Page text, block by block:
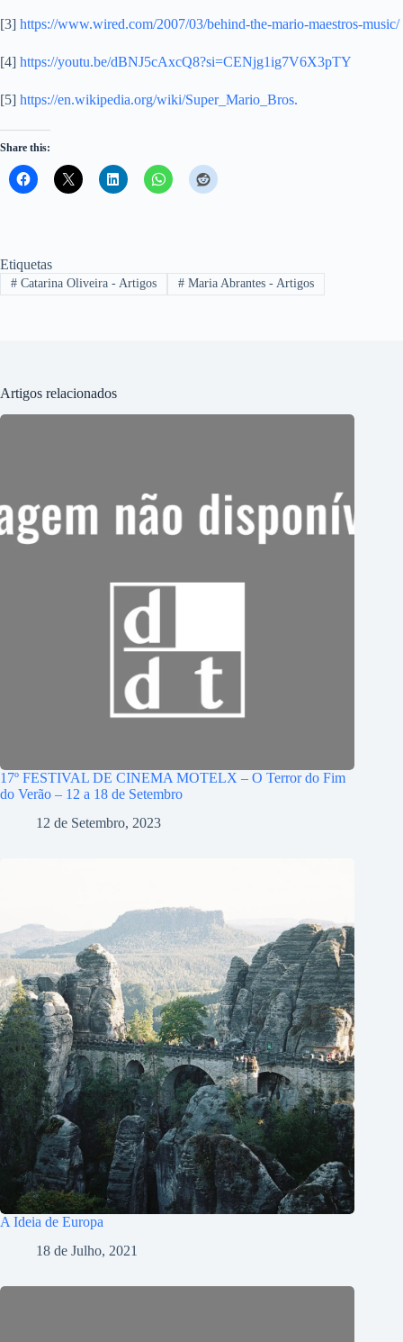
[3] https://www.wired.com/2007/03/behind-the-mario-maestros-music/
[4] https://youtu.be/dBNJ5cAxcQ8?si=CENjg1ig7V6X3pTY
[5] https://en.wikipedia.org/wiki/Super_Mario_Bros.
Share this:
Etiquetas
#Catarina Oliveira - Artigos #Maria Abrantes - Artigos
Artigos relacionados
17º FESTIVAL DE CINEMA MOTELX – O Terror do Fim
do Verão – 12 a 18 de Setembro
12 de Setembro, 2023
A Ideia de Europa
18 de Julho, 2021